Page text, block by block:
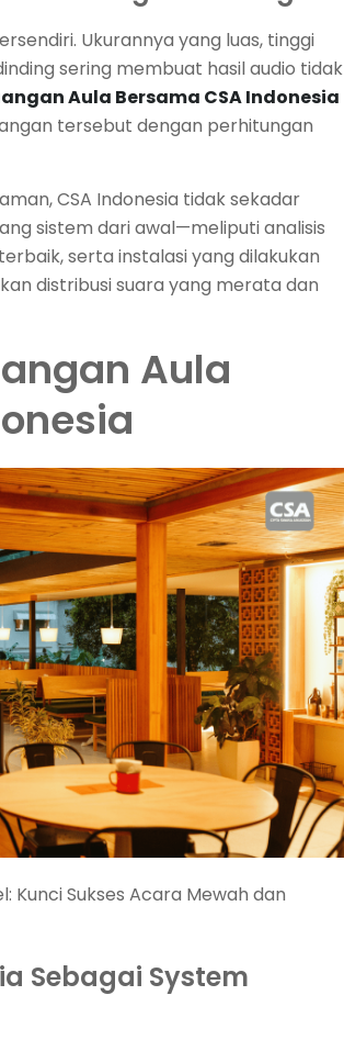
Ukurannya yang luas, tinggi
sering membuat hasil audio tidak
Aula Bersama CSA Indonesia
tersebut dengan perhitungan
CSA Indonesia tidak sekadar
sistem dari awal—meliputi analisis
serta instalasi yang dilakukan
distribusi suara yang merata dan
Aula
Kunci Sukses Acara Mewah dan
Sebagai System